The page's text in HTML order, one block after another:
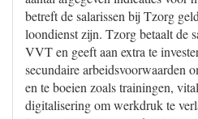
betreft de salarissen bij Tzorg
loondienst zijn. Tzorg betaalt de
VVT en geeft aan extra te
secundaire arbeidsvoorwaarden
en te boeien zoals trainingen,
digitalisering om werkdruk te